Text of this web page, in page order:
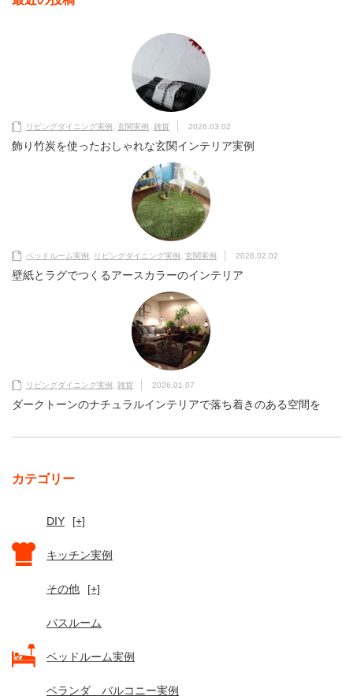
リビングダイニング実例 , 玄関実例 , 雑貨 2026.03.02
飾り竹炭を使ったおしゃれな玄関インテリア実例
ベッドルーム実例 , リビングダイニング実例 , 玄関実例 2026.02.02
壁紙とラグでつくるアースカラーのインテリア
リビングダイニング実例 , 雑貨 2026.01.07
ダークトーンのナチュラルインテリアで落ち着きのある空間を
カテゴリー
DIY [+]
キッチン実例
その他 [+]
バスルーム
ベッドルーム実例
ベランダ バルコニー実例